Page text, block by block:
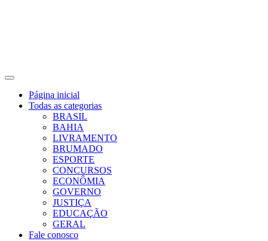
Página inicial
Todas as categorias
BRASIL
BAHIA
LIVRAMENTO
BRUMADO
ESPORTE
CONCURSOS
ECONÔMIA
GOVERNO
JUSTIÇA
EDUCAÇÃO
GERAL
Fale conosco